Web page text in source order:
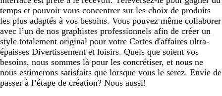
temps et pouvoir vous concentrer sur les choix de produits
les plus adaptés à vos besoins. Vous pouvez même collaborer
avec l’un de nos graphistes professionnels afin de créer un
style totalement original pour votre Cartes d'affaires ultra-
épaisses Divertissement et loisirs. Quels que soient vos
besoins, nous sommes là pour les concrétiser, et nous ne
nous estimerons satisfaits que lorsque vous le serez. Envie de
passer à l’étape de création? Nous aussi!